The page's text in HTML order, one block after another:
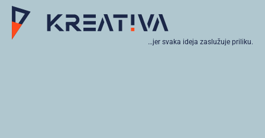
…jer svaka ideja zaslužuje priliku.